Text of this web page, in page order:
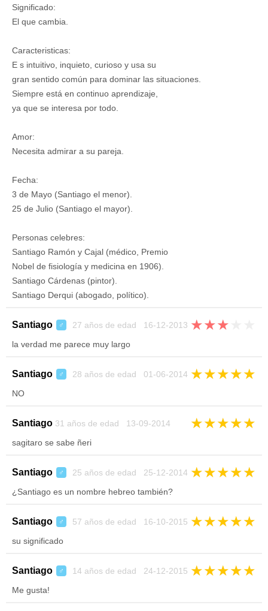
Significado:
El que cambia.
Caracteristicas:
E s intuitivo, inquieto, curioso y usa su
gran sentido común para dominar las situaciones.
Siempre está en continuo aprendizaje,
ya que se interesa por todo.
Amor:
Necesita admirar a su pareja.
Fecha:
3 de Mayo (Santiago el menor).
25 de Julio (Santiago el mayor).
Personas celebres:
Santiago Ramón y Cajal (médico, Premio
Nobel de fisiología y medicina en 1906).
Santiago Cárdenas (pintor).
Santiago Derqui (abogado, político).
Santiago ♂ 27 años de edad 16-12-2013 ★★★
la verdad me parece muy largo
Santiago ♂ 28 años de edad 01-06-2014 ★★★★★
NO
Santiago 31 años de edad 13-09-2014 ★★★★★
sagitaro se sabe ñeri
Santiago ♂ 25 años de edad 25-12-2014 ★★★★★
¿Santiago es un nombre hebreo también?
Santiago ♂ 57 años de edad 16-10-2015 ★★★★★
su significado
Santiago ♂ 14 años de edad 24-12-2015 ★★★★★
Me gusta!